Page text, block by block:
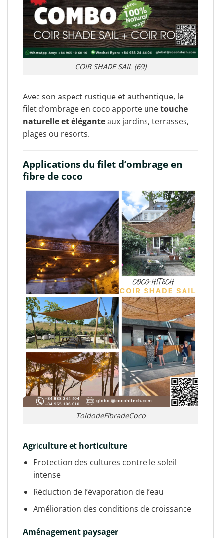
COIR SHADE SAIL (69)
Avec son aspect rustique et authentique, le
filet d’ombrage en coco apporte unetouche
naturelle et éléganteaux jardins, terrasses,
plages ou resorts.
Applications du filet d’ombrage en
fibre de coco
ToldodeFibradeCoco
Agriculture et horticulture
Protection des cultures contre le soleil
intense
Réduction de l’évaporation de l’eau
Amélioration des conditions de croissance
Aménagement paysager